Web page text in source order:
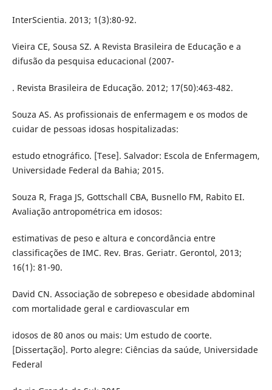
InterScientia. 2013; 1(3):80-92.
Vieira CE, Sousa SZ. A Revista Brasileira de Educação e a
difusão da pesquisa educacional (2007-
. Revista Brasileira de Educação. 2012; 17(50):463-482.
Souza AS. As profissionais de enfermagem e os modos de
cuidar de pessoas idosas hospitalizadas:
estudo etnográfico. [Tese]. Salvador: Escola de Enfermagem,
Universidade Federal da Bahia; 2015.
Souza R, Fraga JS, Gottschall CBA, Busnello FM, Rabito EI.
Avaliação antropométrica em idosos:
estimativas de peso e altura e concordância entre
classificações de IMC. Rev. Bras. Geriatr. Gerontol, 2013;
16(1): 81-90.
David CN. Associação de sobrepeso e obesidade abdominal
com mortalidade geral e cardiovascular em
idosos de 80 anos ou mais: Um estudo de coorte.
[Dissertação]. Porto alegre: Ciências da saúde, Universidade
Federal